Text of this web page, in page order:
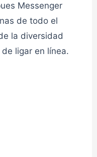
👮admin
Messenger
de todo el
la diversidad
ligar en línea.